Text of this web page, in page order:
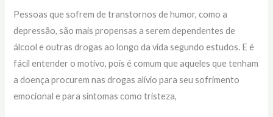
Pessoas que sofrem de transtornos de humor, como a
depressão, são mais propensas a serem dependentes de
álcool e outras drogas ao longo da vida segundo estudos. E é
fácil entender o motivo, pois é comum que aqueles que tenham
a doença procurem nas drogas alívio para seu sofrimento
emocional e para sintomas como tristeza,
de
mão
dupla